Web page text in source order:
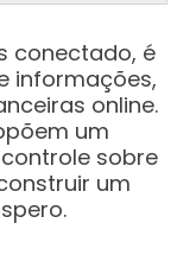
conectado, é
informações,
online.
um
sobre
um